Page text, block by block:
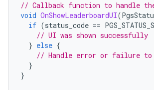
// Callback function to handle
void OnShowLeaderboardUI(
if (status_code ==
// UI was shown successfully
} else {
// Handle error or failure to
}
}